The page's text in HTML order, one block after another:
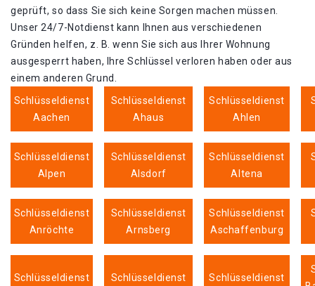
geprüft, so dass Sie sich keine Sorgen machen müssen.
Unser 24/7-Notdienst kann Ihnen aus verschiedenen
Gründen helfen, z. B. wenn Sie sich aus Ihrer Wohnung
ausgesperrt haben, Ihre Schlüssel verloren haben oder aus
einem anderen Grund.
Schlüsseldienst
Aachen
Schlüsseldienst
Ahaus
Schlüsseldienst
Ahlen
Schlüsseldienst
Alpen
Schlüsseldienst
Alsdorf
Schlüsseldienst
Altena
Schlüsseldienst
Anröchte
Schlüsseldienst
Arnsberg
Schlüsseldienst
Aschaffenburg
Schlüsseldienst
Schlüsseldienst
Schlüsseldienst